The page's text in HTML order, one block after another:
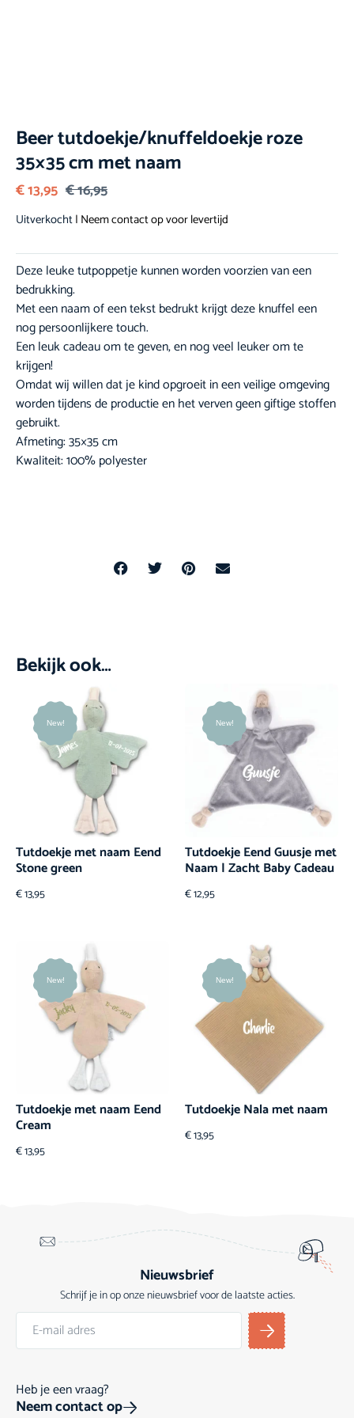
Beer tutdoekje/knuffeldoekje roze
35×35 cm met naam
€16,95
€13,95
Uitverkocht| Neem contact op voor levertijd
Deze leuke tutpoppetje kunnen worden voorzien van een
bedrukking.
Met een naam of een tekst bedrukt krijgt deze knuffel een
nog persoonlijkere touch.
Een leuk cadeau om te geven, en nog veel leuker om te
krijgen!
Omdat wij willen dat je kind opgroeit in een veilige omgeving
worden tijdens de productie en het verven geen giftige stoffen
gebruikt.
Afmeting: 35×35 cm
Kwaliteit: 100% polyester
Bekijk ook…
New!
Tutdoekje met naam Eend
Stone green
€13,95
New!
Tutdoekje Eend Guusje met
Naam | Zacht Baby Cadeau
€12,95
New!
Tutdoekje met naam Eend
Cream
€13,95
New!
Tutdoekje Nala met naam
€13,95
Nieuwsbrief
Schrijf je in op onze nieuwsbrief voor de laatste acties.
Heb je een vraag?
Neem contact op